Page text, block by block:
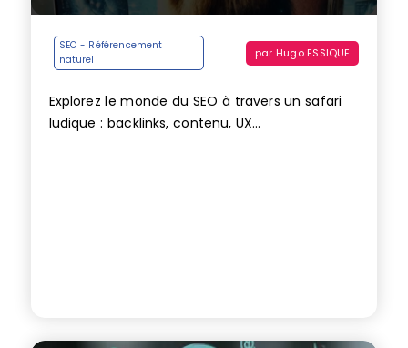
SEO - Référencement
naturel
par Hugo ESSIQUE
Explorez le monde du SEO à travers un safari
ludique : backlinks, contenu, UX…